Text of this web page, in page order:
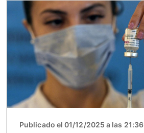
Imagen
Publicado el 01/12/2025 a las 21:36